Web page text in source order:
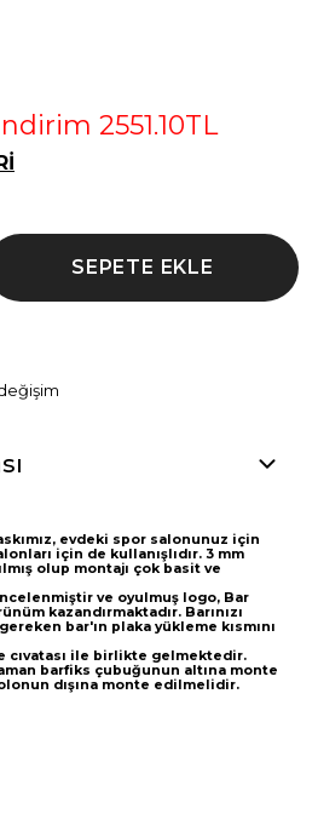
2551.10TL
SEPETE EKLE
evdeki spor salonunuz için
için de kullanışlıdır. 3 mm
olup montajı çok basit ve
incelenmiştir ve oyulmuş logo, Bar
kazandırmaktadır. Barınızı
bar'ın plaka yükleme kısmını
cıvatası ile birlikte gelmektedir.
barfiks çubuğunun altına monte
dışına monte edilmelidir.